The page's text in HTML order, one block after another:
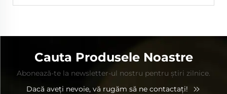
Cauta Produsele Noastre
Abonează-te la newsletter-ul nostru pentru știri zilnice.
Dacă aveți nevoie, vă rugăm să ne contactați!